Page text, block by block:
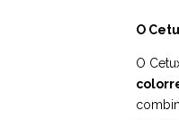
O
O